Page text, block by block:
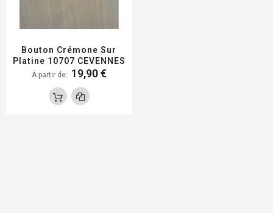
Bouton Crémone Sur
Platine 10707 CEVENNES
À partir de 19,90 €